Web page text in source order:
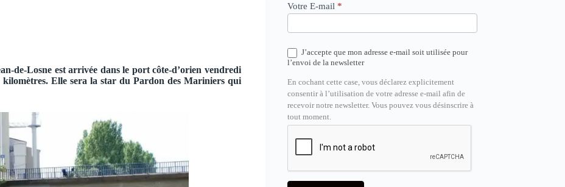
de-Losne est arrivée dans le port côte-d’orien vendredi
Elle sera la star du Pardon des Mariniers qui
Votre E-mail *
J’accepte que mon adresse e-mail soit utilisée pour
l’envoi de la newsletter
En cochant cette case, vous déclarez explicitement
consentir à l’utilisation de votre adresse e-mail afin de
recevoir notre newsletter. Vous pouvez vous désinscrire à
tout moment.